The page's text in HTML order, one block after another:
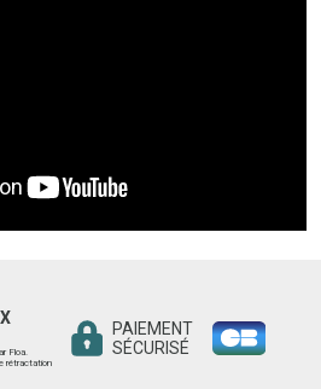
Floa.
rétractation
PAIEMENT
SÉCURISÉ